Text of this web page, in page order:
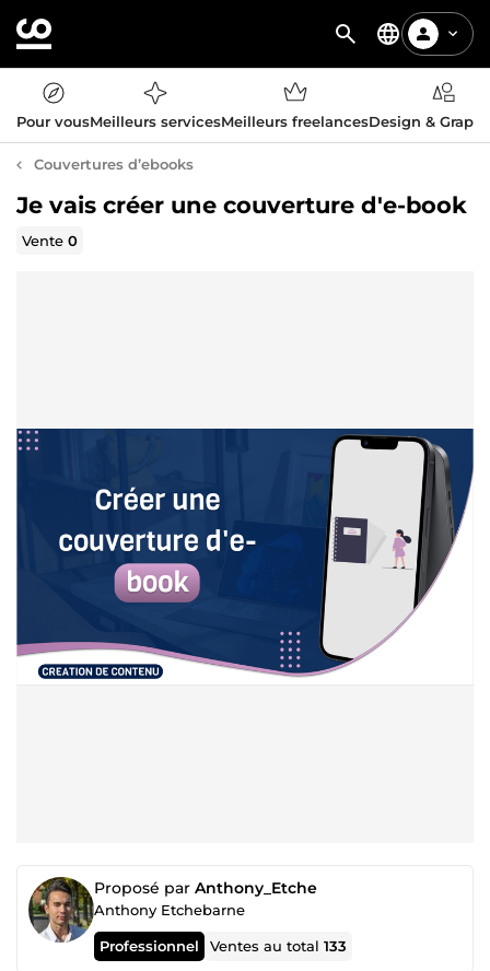
Pour vousMeilleurs servicesMeilleurs freelancesDesign &
Couvertures d’ebooks
Je vais créer une couverture d'e-book
Vente0
Proposé par Anthony_Etche
Anthony Etchebarne
Professionnel Ventes au total133